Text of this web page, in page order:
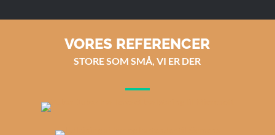
VORES REFERENCER
STORE SOM SMÅ, VI ER DER